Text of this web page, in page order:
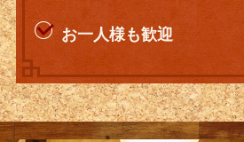
お一人様も歓迎